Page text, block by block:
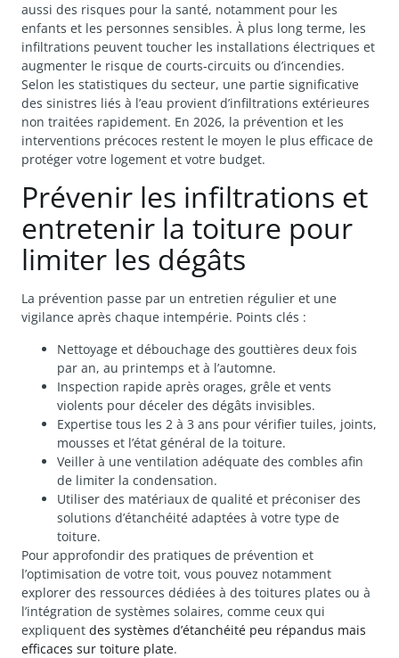
aussi des risques pour la santé, notamment pour les
enfants et les personnes sensibles. À plus long terme, les
infiltrations peuvent toucher les installations électriques et
augmenter le risque de courts-circuits ou d’incendies.
Selon les statistiques du secteur, une partie significative
des sinistres liés à l’eau provient d’infiltrations extérieures
non traitées rapidement. En 2026, la prévention et les
interventions précoces restent le moyen le plus efficace de
protéger votre logement et votre budget.
Prévenir les infiltrations et
entretenir la toiture pour
limiter les dégâts
La prévention passe par un entretien régulier et une
vigilance après chaque intempérie. Points clés :
Nettoyage et débouchage des gouttières deux fois
par an, au printemps et à l’automne.
Inspection rapide après orages, grêle et vents
violents pour déceler des dégâts invisibles.
Expertise tous les 2 à 3 ans pour vérifier tuiles, joints,
mousses et l’état général de la toiture.
Veiller à une ventilation adéquate des combles afin
de limiter la condensation.
Utiliser des matériaux de qualité et préconiser des
solutions d’étanchéité adaptées à votre type de
toiture.
Pour approfondir des pratiques de prévention et
l’optimisation de votre toit, vous pouvez notamment
explorer des ressources dédiées à des toitures plates ou à
l’intégration de systèmes solaires, comme ceux qui
expliquent des systèmes d’étanchéité peu répandus mais
efficaces sur toiture plate.